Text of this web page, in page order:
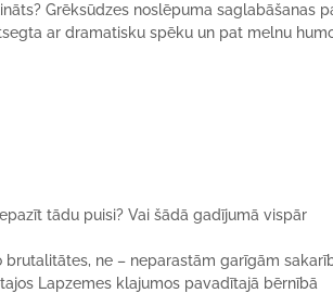
Grēksūdzes noslēpuma saglabāšanas
ar dramatisku spēku un pat melnu
tādu puisi? Vai šādā gadījumā vispār
ne – neparastām garīgām
Lapzemes klajumos pavadītajā bērnībā